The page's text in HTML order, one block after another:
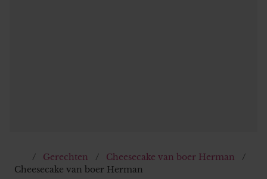
Gerechten
Cheesecake van boer Herman
Cheesecake van boer Herman